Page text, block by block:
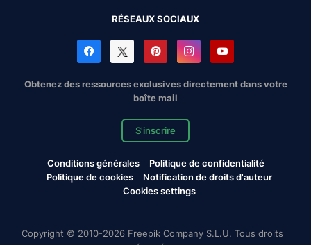
RÉSEAUX SOCIAUX
Obtenez des ressources exclusives directement dans votre
boîte mail
S'inscrire
Conditions générales
Politique de confidentialité
Politique de cookies
Notification de droits d'auteur
Cookies settings
Copyright © 2010-2026 Freepik Company S.L.U. Tous droits